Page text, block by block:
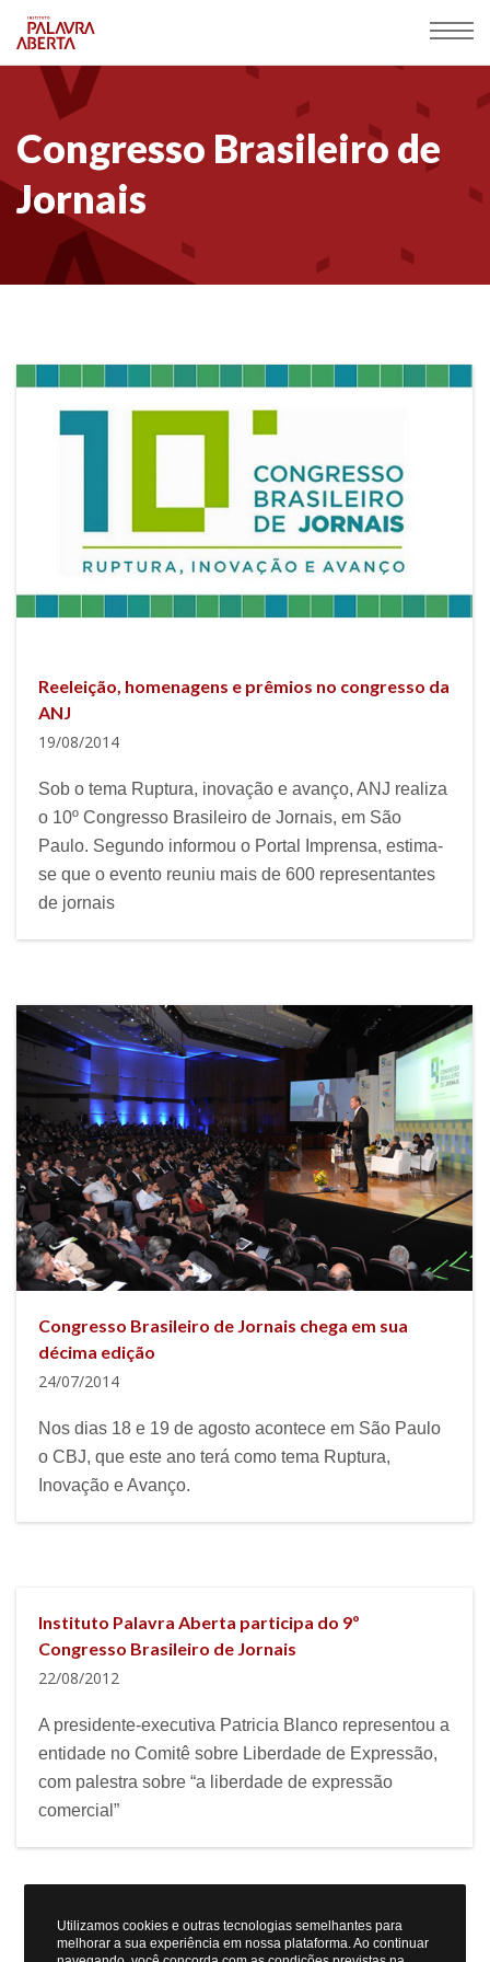
Congresso Brasileiro de
Jornais
Reeleição, homenagens e prêmios no congresso da
ANJ
19/08/2014
Sob o tema Ruptura, inovação e avanço, ANJ realiza
o 10º Congresso Brasileiro de Jornais, em São
Paulo. Segundo informou o Portal Imprensa, estima-
se que o evento reuniu mais de 600 representantes
de jornais
Congresso Brasileiro de Jornais chega em sua
décima edição
24/07/2014
Nos dias 18 e 19 de agosto acontece em São Paulo
o CBJ, que este ano terá como tema Ruptura,
Inovação e Avanço.
Instituto Palavra Aberta participa do 9º
Congresso Brasileiro de Jornais
22/08/2012
A presidente-executiva Patricia Blanco representou a
entidade no Comitê sobre Liberdade de Expressão,
com palestra sobre “a liberdade de expressão
comercial”
Utilizamos cookies e outras tecnologias semelhantes para
melhorar a sua experiência em nossa plataforma. Ao continuar